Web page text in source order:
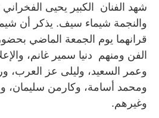
شهد الفنان الكبير يحيى
والنجمة شيماء سيف. يذكر أن
قرانهما يوم الجمعة الماضي
الفن ومنهم دنيا سمير غانم،
وعمر السعيد، وليلى عز العرب،
ومحمد أسامة، وكارمن سليمان،
وغيرهم.